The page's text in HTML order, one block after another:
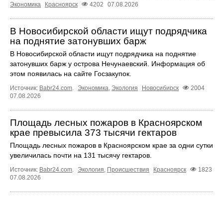
Экономика
Красноярск 4202 07.08.2026
В Новосибирской области ищут подрядчика
на поднятие затонувших барж
В Новосибирской области ищут подрядчика на поднятие
затонувших барж у острова Нечунаевский. Информация об
этом появилась на сайте Госзакупок.
Источник: Babr24.com Экономика Экология Новосибирск
2004
07.08.2026
Площадь лесных пожаров в Красноярском
крае превысила 373 тысячи гектаров
Площадь лесных пожаров в Красноярском крае за одни сутки
увеличилась почти на 131 тысячу гектаров.
Источник: Babr24.com. Экология, Происшествия Красноярск
1823
07.08.2026